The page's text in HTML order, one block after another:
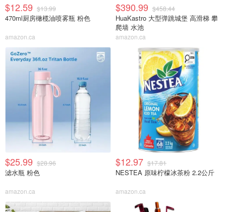
$12.59 $13.99
470ml厨房橄榄油喷雾瓶 粉色
amazon.ca
$390.99 $458.44
HuaKastro 大型弹跳城堡 高滑梯 攀
爬墙 水池
amazon.ca
$25.99 $28.96
滤水瓶 粉色
amazon.ca
$12.97 $17.81
NESTEA 原味柠檬冰茶粉 2.2公斤
amazon.ca